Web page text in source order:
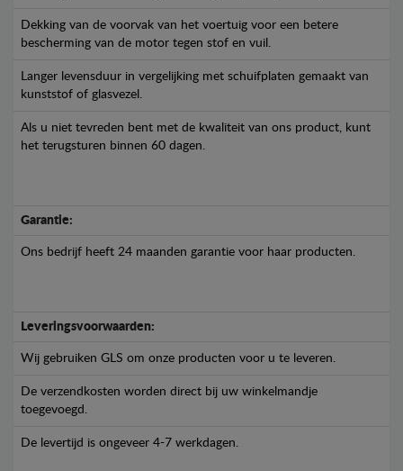
Dekking van de voorvak van het voertuig voor een betere
bescherming van de motor tegen stof en vuil.
Langer levensduur in vergelijking met schuifplaten gemaakt van
kunststof of glasvezel.
Als u niet tevreden bent met de kwaliteit van ons product, kunt
het terugsturen binnen 60 dagen.
Garantie:
Ons bedrijf heeft 24 maanden garantie voor haar producten.
Leveringsvoorwaarden:
Wij gebruiken GLS om onze producten voor u te leveren.
De verzendkosten worden direct bij uw winkelmandje
toegevoegd.
De levertijd is ongeveer 4-7 werkdagen.